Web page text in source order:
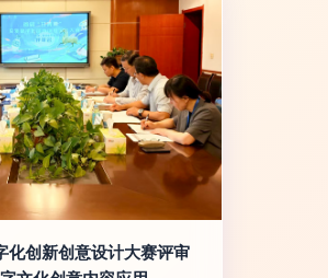
化创新创意设计大赛评审